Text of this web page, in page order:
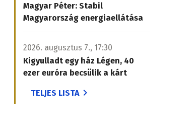
Magyar Péter: Stabil
Magyarország energiaellátása
2026. augusztus 7., 17:30
Kigyulladt egy ház Légen, 40
ezer euróra becsülik a kárt
TELJES LISTA